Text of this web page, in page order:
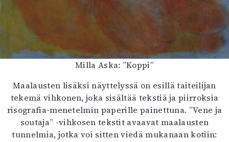
Milla Aska: ”Koppi”
Maalausten lisäksi näyttelyssä on esillä taiteilijan
tekemä vihkonen, joka sisältää tekstiä ja piirroksia
risografia-menetelmin paperille painettuna. ”Vene ja
soutaja” -vihkosen tekstit avaavat maalausten
tunnelmia, jotka voi sitten viedä mukanaan kotiin: